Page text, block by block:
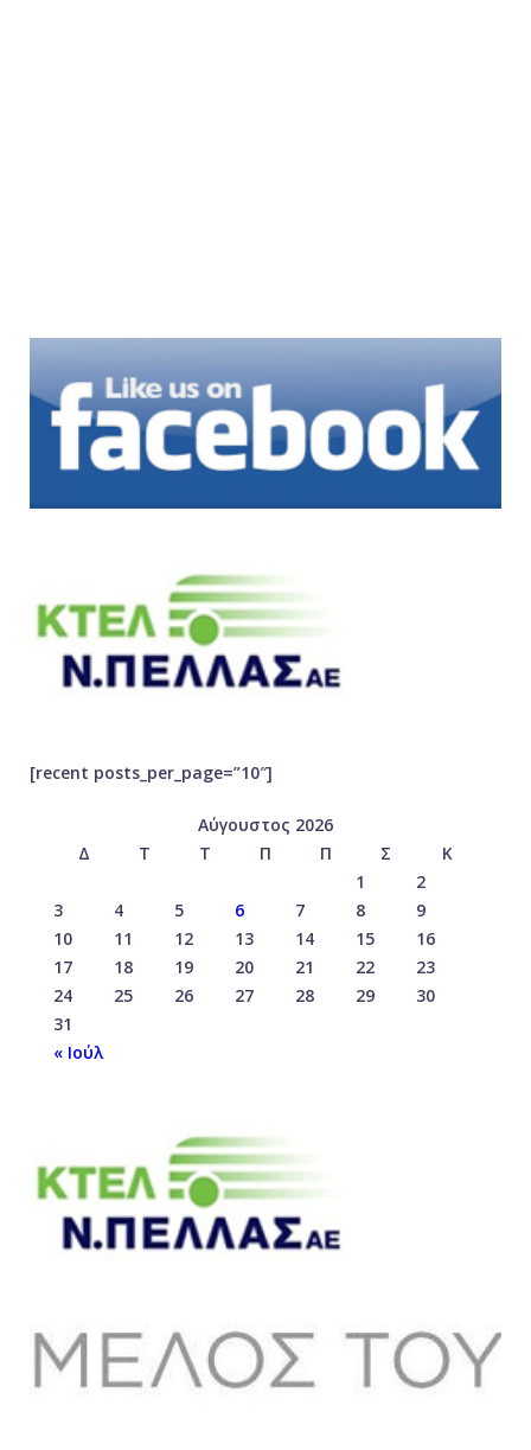
[recent posts_per_page=”10″]
Αύγουστος 2026
Δ
Τ Τ Π Π Σ
Κ
1
2
3
4 5 6 7 8
9
10
11 12 13 14 15
16
17
18 19 20 21 22
23
24
25 26 27 28 29
30
31
« Ιούλ